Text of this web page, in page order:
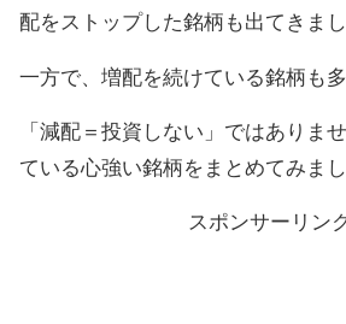
配をストップした銘柄も出てきまし
一方で、増配を続けている銘柄も多
「減配＝投資しない」ではありま
ている心強い銘柄をまとめてみまし
スポンサーリン